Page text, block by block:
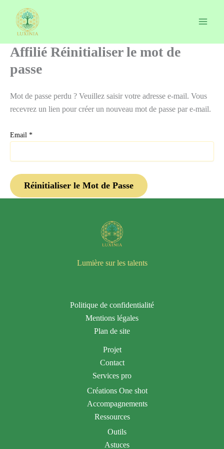
contenu
Affilié Réinitialiser le mot de
passe
Mot de passe perdu ? Veuillez saisir votre adresse e-mail. Vous
recevrez un lien pour créer un nouveau mot de passe par e-mail.
Email *
Réinitialiser le Mot de Passe
Lumière sur les talents
Politique de confidentialité
Mentions légales
Plan de site
Projet
Contact
Services pro
Créations One shot
Accompagnements
Ressources
Outils
Astuces